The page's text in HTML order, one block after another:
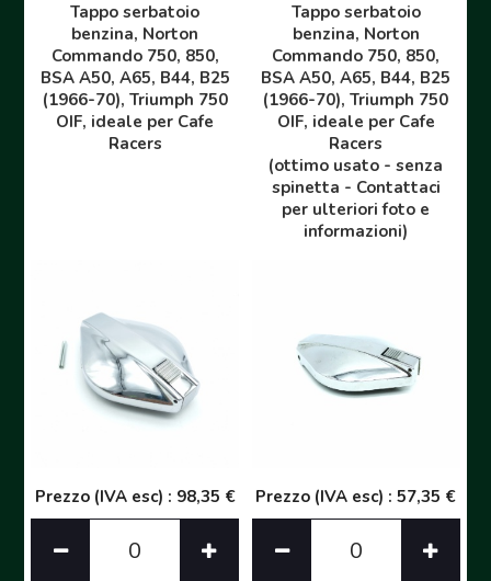
Tappo serbatoio
benzina, Norton
Commando 750, 850,
BSA A50, A65, B44, B25
(1966-70), Triumph 750
OIF, ideale per Cafe
Racers
Prezzo (IVA esc) : 98,35 €
Tappo serbatoio
benzina, Norton
Commando 750, 850,
BSA A50, A65, B44, B25
(1966-70), Triumph 750
OIF, ideale per Cafe
Racers
(ottimo usato - senza
spinetta - Contattaci
per ulteriori foto e
informazioni)
Prezzo (IVA esc) : 57,35 €